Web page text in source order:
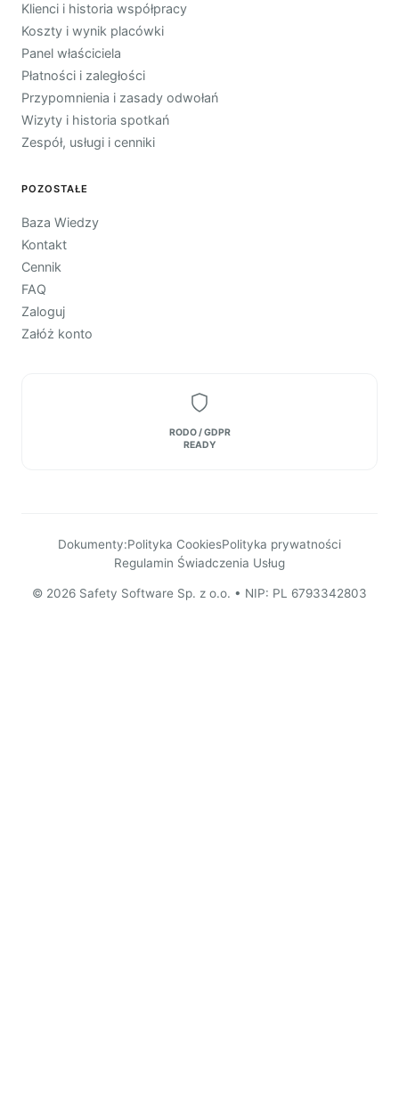
Klienci i historia współpracy
Koszty i wynik placówki
Panel właściciela
Płatności i zaległości
Przypomnienia i zasady odwołań
Wizyty i historia spotkań
Zespół, usługi i cenniki
POZOSTAŁE
Baza Wiedzy
Kontakt
Cennik
FAQ
Zaloguj
Załóż konto
RODO / GDPR
READY
Dokumenty:Polityka CookiesPolityka prywatności
Regulamin Świadczenia Usług
© 2026 Safety Software Sp. z o.o. • NIP: PL 6793342803